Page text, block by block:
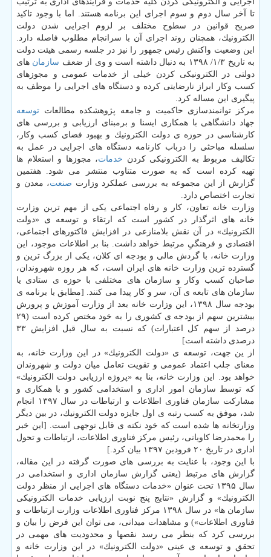
تا آخر سال دوم و سوم اجرای این برنامه هستند. اما با وجود تاكید
صریح قوانین در سطوح مختلف بر لزوم اجرایی شدن دولت
الكترونیك، همچنان روند اجرای آن با سرانجام مطلوب فاصله دارد.
این وضعیت واكنش رئیس جمهور را نیز در جلسه رسمی هیئت دولت
به تاریخ ۱/۳/ ۱۳۹۸ به دنبال داشته است و وی از ضعف­
سازمان های
دولتی در الكترونیكی كردن خیلی از خدمات عمومی و مجوزهای
كسب وكار ابراز نارضایتی كرده و دستگاه های اجرایی را موظف به
پیگیری این مساله كرد.
مركز توانمندسازی حاكمیت و جامعه پژوهشكده مطالعات توسعه
جهاد دانشگاهی با همكاری ایسنا و برمبنای ارزیابی و بررسی های
كارشناسی در حوزه ی دولت الكترونیك و بهبود فضای كسب وكار،
سلسله مباحثی را درباب كارنامه دستگاه های اجرایی در عمل به
تكالیف مربوط به الكترونیكی كردن خدمات، مجوزها و استعلام ها
تهیه كرده است كه به صورت متناوب منتشر می شود. هفتمین
گزارش از این مجموعه به بررسی عملكرد وزارت صنعت، معدن و
تجارت اختصاص دارد.
وزارت خانه تعاون، كار و رفاه اجتماعی یكی از مهم ترین وزارت
خانه های اثرگذار در كشور است كه ارتقاء و توسعه ی «دولت
الكترونیك» در آن نقش بلامنازعی در افزایش فاكتورهای اجتماعی،
اقتصادی و فرهنگیِ مرتبط خواهد داشت. بنا بر اطلاعات موجود، این
وزارت خانه، با گردش مالی و بودجه ای كلان، یكی از بزرگ ترین و
گسترده ترین وزارت خانه های ایران است، كه هر روزه شهروندان،
صاحبان كسب وكار و سازمان های مختلفی با حوزه ی ستادی یا
سازمان های تابعه ی آن، سر و كار پیدا می كنند. [مطابق با برنامه ی
بودجه سال ۱۳۹۸، این وزارت خانه بعد از وزارت آموزش و پرورش
بیشترین سهم از بودجه ی كشوری را به خود مختص كرده است (۲۹
درصد از سهم كل اعتبارات) كه نسبت به سال قبل افزایش ۳۳
درصدی داشته است]
از ین جهت، توسعه ی «دولت الكترونیك» در این وزارت خانه، به
معنای جلب اعتماد عمومی و تقویت تعامل میان دولت و شهروندان
خواهد بود. این وزارت خانه، بنا به «پروژه ارزیابی دولت الكترونیك»
كه توسط سازمان امور اداری و استخدامی كشور و با همكاری و
مشاركت سازمان فناوری اطلاعات و ارتباطات در سال ۱۳۹۷ انجام
شد، موفق به كسب رتبه ی اول جایزه دولت الكترونیك، در بین دیگر
وزارتخانه ها شده است كه خود نكته ی قابل توجهی است. [این خبر
را محمدرضا كاویانی، رئیس مركز فناوری اطلاعات، ارتباطات و تحول
اداری در تاریخ ۲۰ فرودین ۱۳۹۷ بیان كرد.]
با این وجود، با عنایت به بررسی های صورت گرفته در این مقاله،
گزارش های مرتبط (یعنی گزارش سازمان اداری و استخدامی در
سال ۱۳۹۵ تحت عنوان «خدمات دستگاه های اجرایی از منظر دولت
الكترونیك» و گزارش «نتایج پنج نوبت ارزیابی خدمات الكترونیكی
سازمان ها» در سال ۱۳۹۸ مركز فناوری اطلاعات وزارت ارتباطات و
فناوری اطلاعات») و مشاهدات میدانی، می توان این فرض را بیان و
بررسی كرد كه بنظر می رسد نقصها و محدودیت های مهمی در
تحقق و توسعه ی عینی «دولت الكترونیك» در این وزارت خانه و